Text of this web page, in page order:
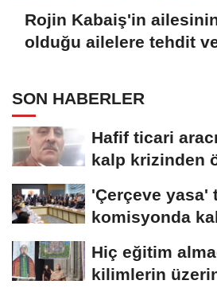
Rojin Kabaiş'in
olduğu ailelere tehdit
SON HABERLER
Hafif ticari
kalp krizinden
'Çerçeve yasa'
komisyonda
Hiç eğitim
kilimlerin